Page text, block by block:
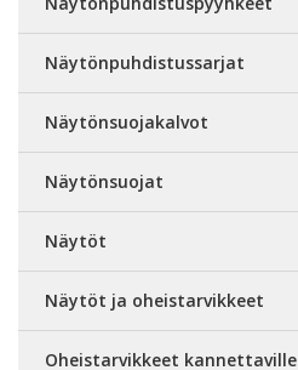
Näytönpuhdistussarjat
Näytönsuojakalvot
Näytönsuojat
Näytöt
Näytöt ja oheistarvikkeet
Oheistarvikkeet kannettaville